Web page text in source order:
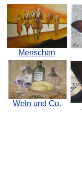
Menschen
Wein und Co.